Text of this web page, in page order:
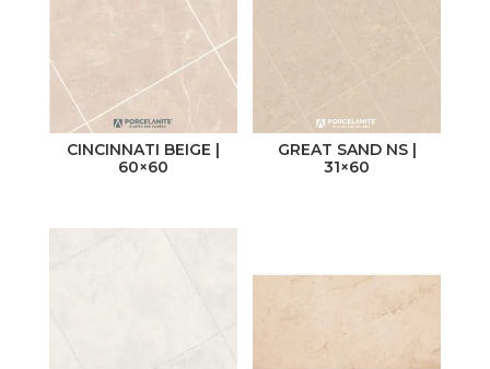
CINCINNATI BEIGE |
60×60
GREAT SAND NS |
31×60